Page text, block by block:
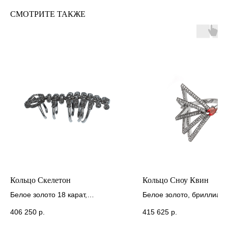
СМОТРИТЕ ТАКЖЕ
Кольцо Скелетон
Белое золото 18 карат,
406 250 р.
Кольцо Сноу Квин
Белое золото,
415 625 р.